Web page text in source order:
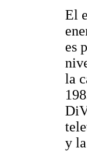
El
es
la
y